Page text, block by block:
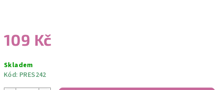
109 Kč
cena:
Skladem
Kód: PRES242